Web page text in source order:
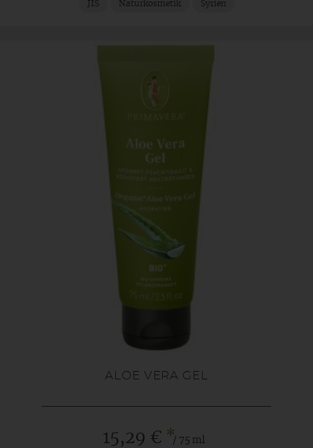
JIS Naturkosmetik Syrien
ALOE VERA GEL
15,29 € */ 75 ml